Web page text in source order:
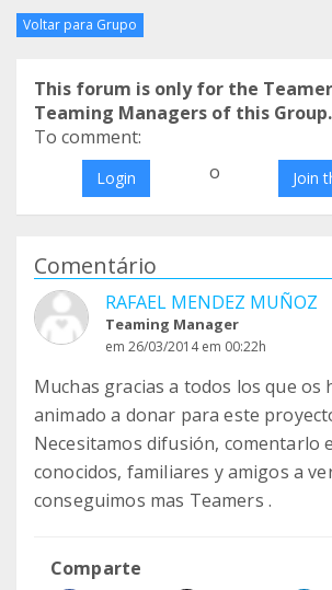
Voltar para Grupo
This forum is only for the
Teaming Managers of this Group.
To comment:
Login o Join
Comentário
RAFAEL MENDEZ MUÑOZ
Teaming Manager
em 26/03/2014 em 00:22h
Muchas gracias a todos los que os
animado a donar para este
Necesitamos difusión, comentarlo
conocidos, familiares y amigos a
conseguimos mas Teamers .
Comparte